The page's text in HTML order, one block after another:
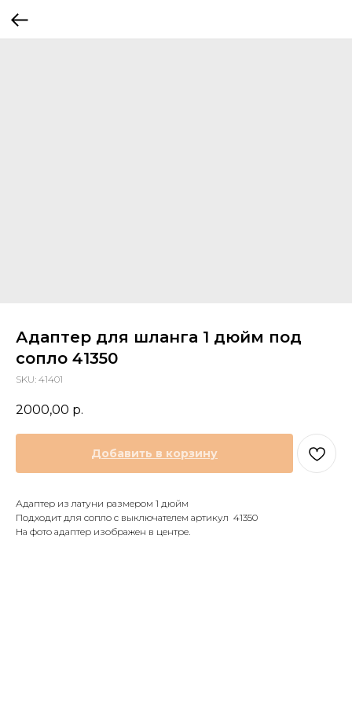
Адаптер для шланга 1 дюйм под
сопло 41350
SKU: 41401
2000,00 р.
Добавить в корзину
Адаптер из латуни размером 1 дюйм
Подходит для сопло с выключателем артикул 41350
На фото адаптер изображен в центре.